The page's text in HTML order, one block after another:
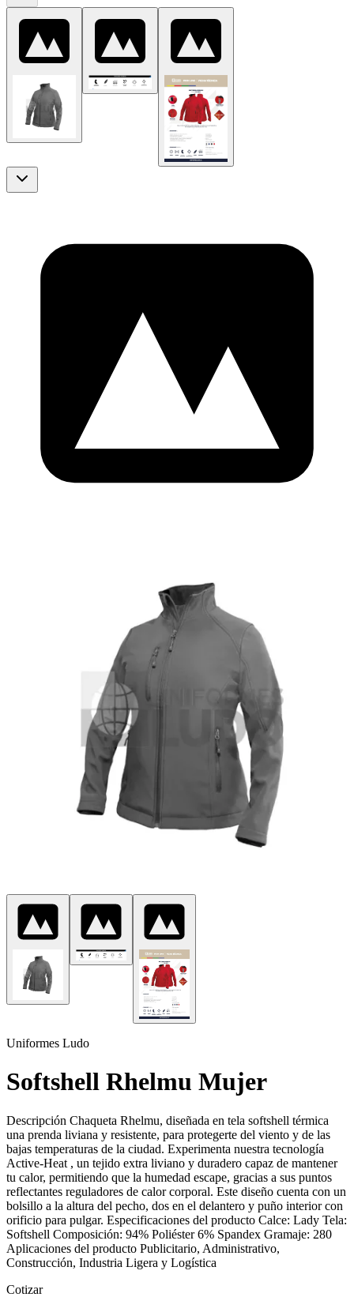
Uniformes Ludo
Softshell Rhelmu Mujer
Descripción Chaqueta Rhelmu, diseñada en tela softshell térmica
una prenda liviana y resistente, para protegerte del viento y de las
bajas temperaturas de la ciudad. Experimenta nuestra tecnología
Active-Heat , un tejido extra liviano y duradero capaz de mantener
tu calor, permitiendo que la humedad escape, gracias a sus puntos
reflectantes reguladores de calor corporal. Este diseño cuenta con un
bolsillo a la altura del pecho, dos en el delantero y puño interior con
orificio para pulgar. Especificaciones del producto Calce: Lady Tela:
Softshell Composición: 94% Poliéster 6% Spandex Gramaje: 280
Aplicaciones del producto Publicitario, Administrativo,
Construcción, Industria Ligera y Logística
Cotizar